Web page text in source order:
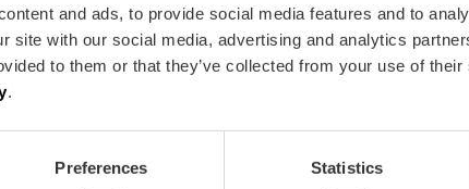
and ads, to provide social media features and to
site with our social media, advertising and analytics
to them or that they’ve collected from your use of
.
Preferences Statistics
La grandiosa estructura d’acer blanc i vidre
d'una criatura marina. Reflectida en la làmina
perfecte per a les teues selfis.
En la programació del museu trobaràs diferents
variats, sempre relacionats amb la ciència.